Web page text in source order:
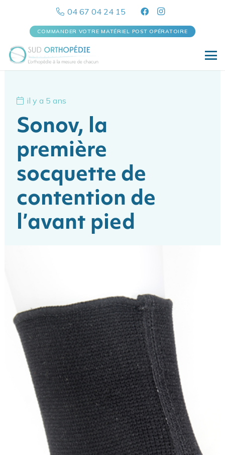
04 67 04 24 15
COMMANDER VOTRE MATÉRIEL POST OPÉRATOIRE
il y a 5 ans
Sonov, la
première
socquette de
contention de
l’avant pied